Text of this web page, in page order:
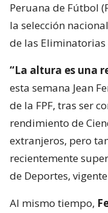
Peruana de Fútbol
la selección
de las
“La altura es una
esta semana Jean
de la FPF, tras ser
rendimiento de
extranjeros, pero
recientemente
de Deportes,
Al mismo tiempo,